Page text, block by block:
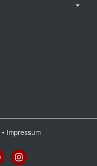
• Impressum